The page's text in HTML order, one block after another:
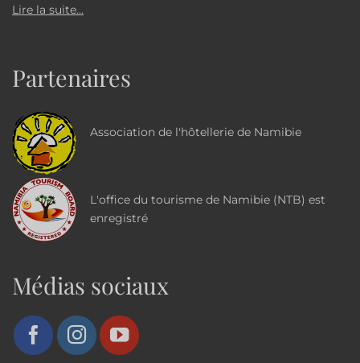
Lire la suite...
Partenaires
Association de l'hôtellerie de Namibie
L'office du tourisme de Namibie (NTB) est
enregistré
Médias sociaux